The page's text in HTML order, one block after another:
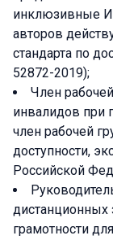
инклюзивные
авторов
стандарта по
52872-2019);
Член
инвалидов при
член рабочей
доступности,
Российской
дистанционных
грамотности